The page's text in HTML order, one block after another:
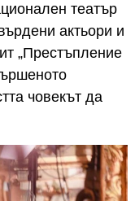
театър
актьори и
„Престъпление
човекът да